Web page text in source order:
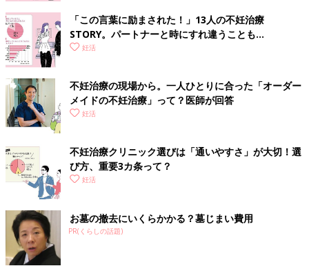
「この言葉に励まされた！」13人の不妊治療
STORY。パートナーと時にすれ違うことも…
妊活
不妊治療の現場から。一人ひとりに合った「オーダー
メイドの不妊治療」って？医師が回答
妊活
不妊治療クリニック選びは「通いやすさ」が大切！選
び方、重要3カ条って？
妊活
お墓の撤去にいくらかかる？墓じまい費用
PR(くらしの話題)